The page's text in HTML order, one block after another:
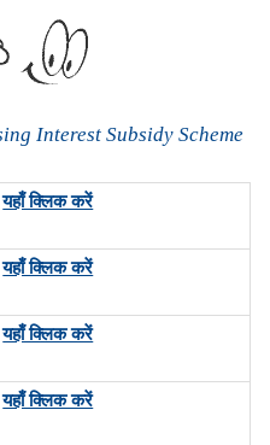
Interest Subsidy Scheme
यहाँ क्लिक करें
यहाँ क्लिक करें
यहाँ क्लिक करें
यहाँ क्लिक करें